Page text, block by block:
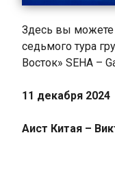
Здесь вы можете
седьмого тура
Восток» SEHA –
11 декабря 2024
Аист Китая –